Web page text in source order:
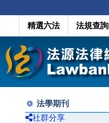
精選六法 法規查詢
法學期刊
社群分享